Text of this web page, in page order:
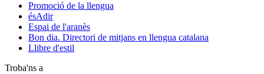
Promoció de la llengua
ésAdir
Espai de l'aranès
Bon dia. Directori de mitjans en llengua catalana
Llibre d'estil
Troba'ns a